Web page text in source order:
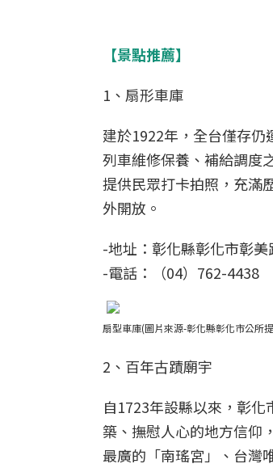
【景點推薦】
1、扇形車庫
建於1922年，全台僅存
列車維修保養、補給調度
提供民眾打卡拍照，充滿
外開放。
-地址：彰化縣彰化市彰
-電話：（04）762-4438
扇型車庫(圖片來源-彰化縣彰化市公所
2、百年古蹟廟宇
自1723年設縣以來，彰
築、撫慰人心的地方信仰
最廣的「南瑤宮」、台灣